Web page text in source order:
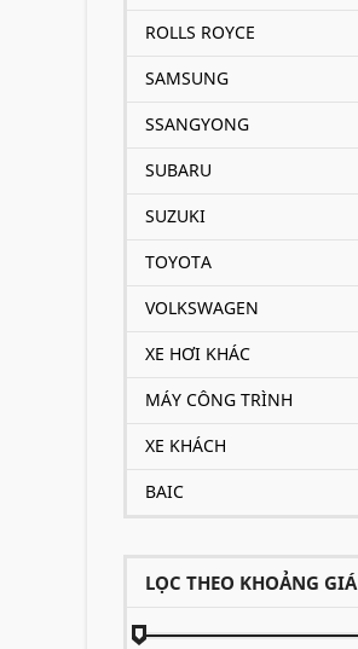
ROLLS ROYCE
SAMSUNG
SSANGYONG
SUBARU
SUZUKI
TOYOTA
VOLKSWAGEN
XE HƠI KHÁC
MÁY CÔNG TRÌNH
XE KHÁCH
BAIC
LỌC THEO KHOẢNG GIÁ